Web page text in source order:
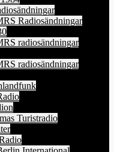
Radiosändningar
radiosändningar
radiosändningar
Turistradio